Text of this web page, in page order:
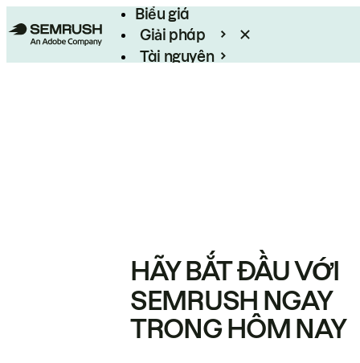
Biểu giá
Giải pháp
Tài nguyên
HÃY BẮT ĐẦU VỚI
SEMRUSH NGAY
TRONG HÔM NAY